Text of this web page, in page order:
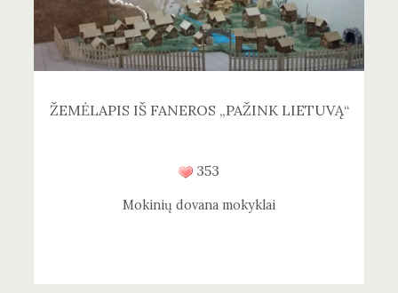
ŽEMĖLAPIS IŠ FANEROS „PAŽINK LIETUVĄ“
353
Mokinių dovana mokyklai